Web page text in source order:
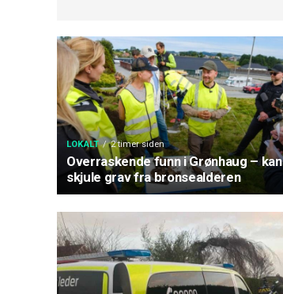
LOKALT 2 timer siden
Overraskende funn i Grønhaug – kan
skjule grav fra bronsealderen